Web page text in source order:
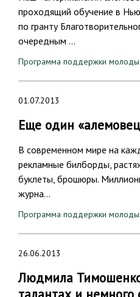
проходящий обучение в
по гранту
очередным …
Программа поддержки
01.07.2013
Еще один
В современном мире на
рекламные билборды,
буклеты, брошюры.
журна…
Программа поддержки
26.06.2013
Людмила